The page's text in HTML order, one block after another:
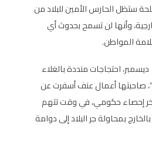
ستظل الحارس الأمين للبلاد من
وأنها لن تسمح بحدوث أي
المواطن.
ويشهد السودان منذ 19 ديسمبر، احتجاجات منددة بالغلاء
صاحبتها أعمال عنف أسفرت عن
وفق آخر إحصاء حكومي، في وقت تتهم
بمحاولة جر البلاد إلى دوامة